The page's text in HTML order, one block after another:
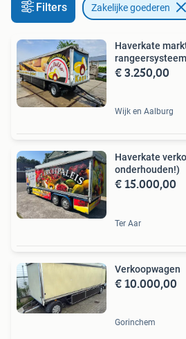
Filters Zakelijke goederen
Haverkate
rangeersysteem
€ 3.250,00
Wijk en Aalburg
Haverkate
onderhouden!)
€ 15.000,00
Ter Aar
Verkoopwagen
€ 10.000,00
Gorinchem